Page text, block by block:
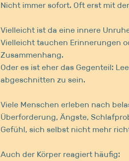
Nicht immer sofort. Oft erst mit
Vielleicht ist da eine innere
Vielleicht tauchen Erinnerungen
Zusammenhang.
Oder es ist eher das Gegenteil:
abgeschnitten zu sein.
Viele Menschen erleben nach
Überforderung, Ängste,
Gefühl, sich selbst nicht mehr
Auch der Körper reagiert häufig: